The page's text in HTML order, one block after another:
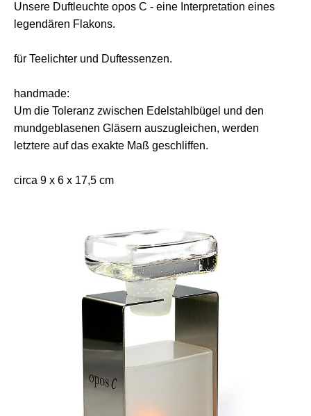
Unsere Duftleuchte opos C - eine Interpretation eines
legendären Flakons.
für Teelichter und Duftessenzen.
handmade:
Um die Toleranz zwischen Edelstahlbügel und den
mundgeblasenen Gläsern auszugleichen, werden
letztere auf das exakte Maß geschliffen.
circa 9 x 6 x 17,5 cm